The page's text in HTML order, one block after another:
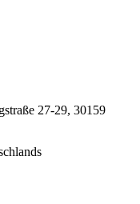
27-29, 30159